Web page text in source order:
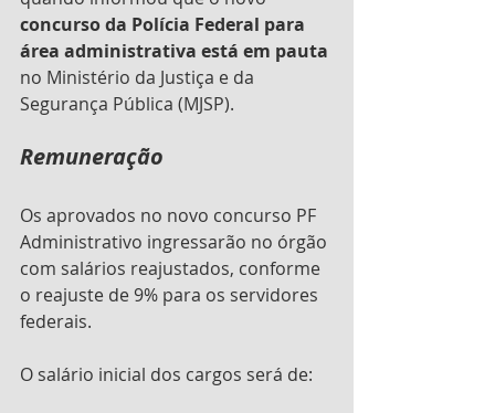
concurso da Polícia Federal para
área administrativa está em pauta
no Ministério da Justiça e da
Segurança Pública (MJSP).
Remuneração
Os aprovados no novo concurso PF
Administrativo ingressarão no órgão
com salários reajustados, conforme
o reajuste de 9% para os servidores
federais.
O salário inicial dos cargos será de: